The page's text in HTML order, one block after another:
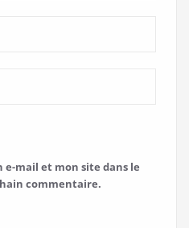
mail et mon site dans le
commentaire.